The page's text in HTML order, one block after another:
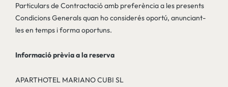
Particulars de Contractació amb preferència a les presents
Condicions Generals quan ho considerés oportú, anunciant-
les en temps i forma oportuns.
Informació prèvia a la reserva
APARTHOTEL MARIANO CUBI SL